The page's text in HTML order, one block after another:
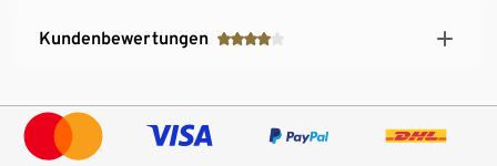
Kundenbewertungen